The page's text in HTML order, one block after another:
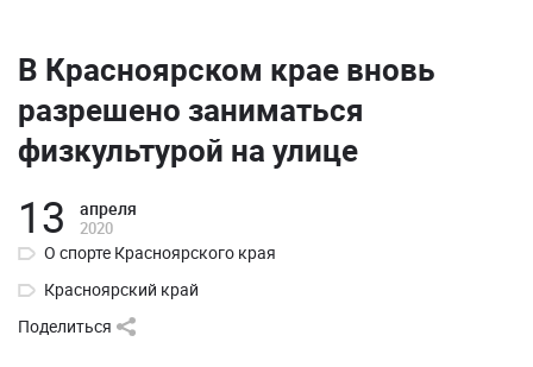
В Красноярском крае вновь
разрешено заниматься
физкультурой на улице
13 апреля
2020
О спорте Красноярского края
Красноярский край
Поделиться